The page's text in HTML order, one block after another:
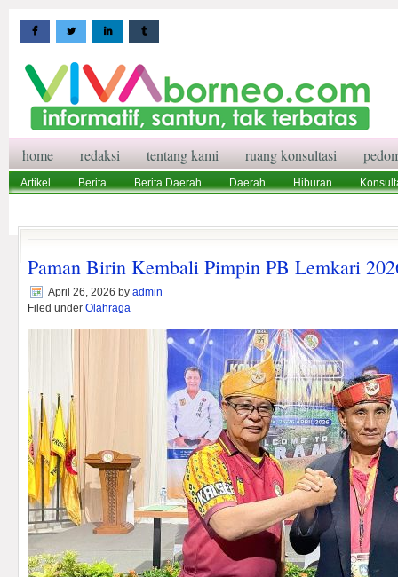
home redaksi tentang kami ruang konsultasi
Artikel Berita Berita Daerah Daerah Hiburan
Paman Birin Kembali Pimpin PB Lemkari
April 26, 2026 by admin
Filed under Olahraga